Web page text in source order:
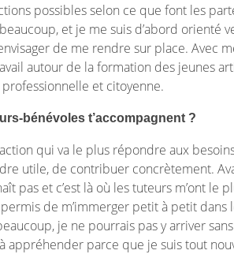
possibles selon ce que font les
et je me suis d’abord orienté
de me rendre sur place. Avec
autour de la formation des jeunes
et citoyenne.
bénévoles t’accompagnent ?
qui va le plus répondre aux
utile, de contribuer concrètement.
pas et c’est là où les tuteurs m’ont
de m’immerger petit à petit
je ne pourrais pas y arriver
à appréhender parce que je suis tout